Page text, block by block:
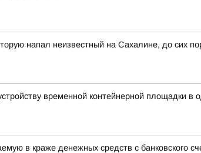
напал неизвестный на Сахалине, до сих
временной контейнерной площадки
в краже денежных средств с банковского